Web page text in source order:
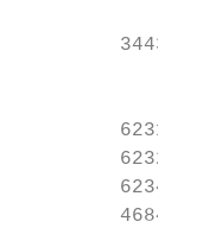
6234P
4684P